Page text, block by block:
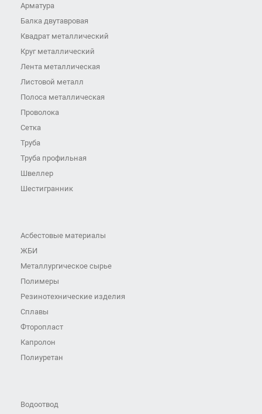
Арматура
Балка двутавровая
Квадрат металлический
Круг металлический
Лента металлическая
Листовой металл
Полоса металлическая
Проволока
Сетка
Труба
Труба профильная
Швеллер
Шестигранник
Асбестовые материалы
ЖБИ
Металлургическое сырье
Полимеры
Резинотехнические изделия
Сплавы
Фторопласт
Капролон
Полиуретан
Водоотвод